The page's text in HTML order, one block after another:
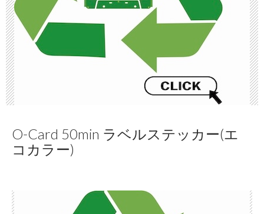
O-Card 50min ラベルステッカー(エ
コカラー)